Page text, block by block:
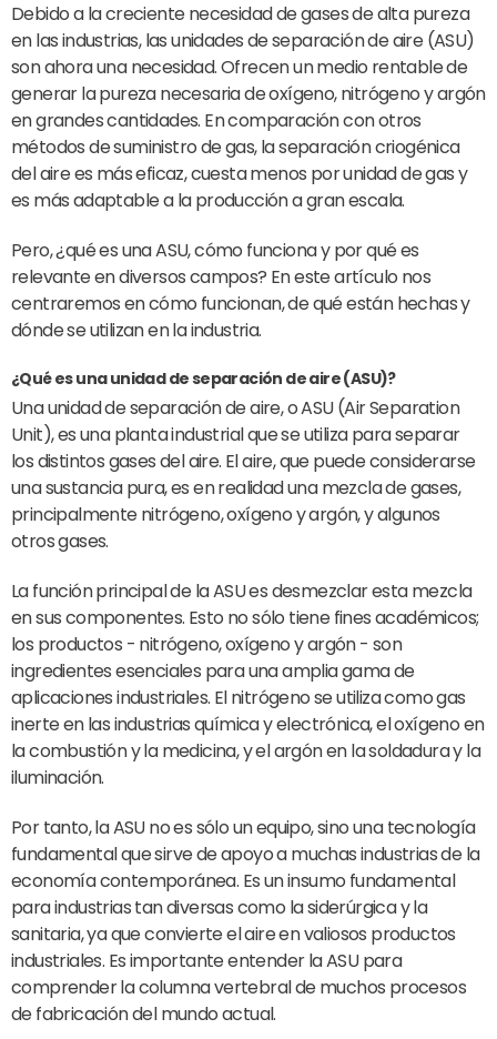
Debido a la creciente necesidad de gases de alta pureza
en las industrias, las unidades de separación de aire (ASU)
son ahora una necesidad. Ofrecen un medio rentable de
generar la pureza necesaria de oxígeno, nitrógeno y argón
en grandes cantidades. En comparación con otros
métodos de suministro de gas, la separación criogénica
del aire es más eficaz, cuesta menos por unidad de gas y
es más adaptable a la producción a gran escala.
Pero, ¿qué es una ASU, cómo funciona y por qué es
relevante en diversos campos? En este artículo nos
centraremos en cómo funcionan, de qué están hechas y
dónde se utilizan en la industria.
¿Qué es una unidad de separación de aire (ASU)?
Una unidad de separación de aire, o ASU (Air Separation
Unit), es una planta industrial que se utiliza para separar
los distintos gases del aire. El aire, que puede considerarse
una sustancia pura, es en realidad una mezcla de gases,
principalmente nitrógeno, oxígeno y argón, y algunos
otros gases.
La función principal de la ASU es desmezclar esta mezcla
en sus componentes. Esto no sólo tiene fines académicos;
los productos - nitrógeno, oxígeno y argón - son
ingredientes esenciales para una amplia gama de
aplicaciones industriales. El nitrógeno se utiliza como gas
inerte en las industrias química y electrónica, el oxígeno en
la combustión y la medicina, y el argón en la soldadura y la
iluminación.
Por tanto, la ASU no es sólo un equipo, sino una tecnología
fundamental que sirve de apoyo a muchas industrias de la
economía contemporánea. Es un insumo fundamental
para industrias tan diversas como la siderúrgica y la
sanitaria, ya que convierte el aire en valiosos productos
industriales. Es importante entender la ASU para
comprender la columna vertebral de muchos procesos
de fabricación del mundo actual.